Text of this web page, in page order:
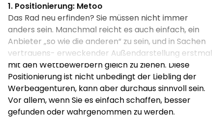
Online-Shop haben. Das sollte Sie nicht frustrieren,
sondern zeigt nur, dass es sich lohnt, in einen guten
Auftritt und die damit einhergehende Positionierung
zu investieren. Und vielleicht können Sie auch
manches davon lernen.
Doch neben dem „Nachmachen“ gilt es, eine
Positionierungs-strategie zu wählen:
1. Positionierung: Metoo
Das Rad neu erfinden? Sie müssen nicht immer
anders sein. Manchmal reicht es auch einfach, ein
Anbieter „so wie die anderen“ zu sein, und in Sachen
vertrauens- erweckender Außendarstellung erstmal
mit den Wettbewerbern gleich zu ziehen. Diese
Positionierung ist nicht unbedingt der Liebling der
Werbeagenturen, kann aber durchaus sinnvoll sein.
Vor allem, wenn Sie es einfach schaffen, besser
gefunden oder wahrgenommen zu werden.